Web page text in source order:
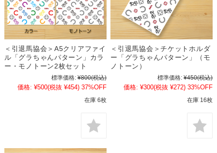
＜引退馬協会＞A5クリアファイ
ル「グラちゃんパターン」カラ
ー・モノトーン2枚セット
標準価格: ¥800(税込)
価格: ¥500(税抜 ¥454) 37%OFF
在庫 6枚
＜引退馬協会＞チケットホルダ
ー「グラちゃんパターン」（モ
ノトーン）
標準価格: ¥450(税込)
価格: ¥300(税抜 ¥272) 33%OFF
在庫 16枚